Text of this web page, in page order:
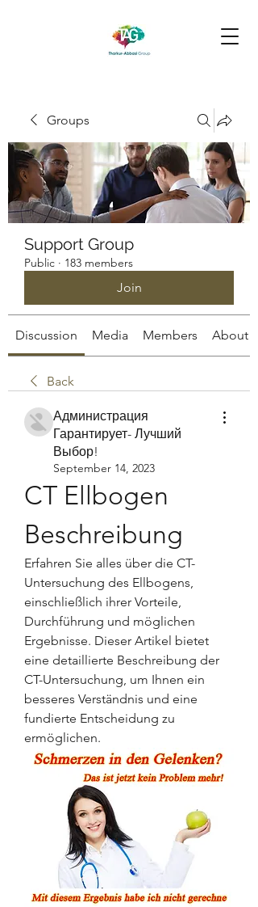
Groups
Support Group
Public · 183 members
Join
Discussion Media Members About
Back
Администрация
Гарантирует- Лучший
Выбор!
September 14, 2023
CT Ellbogen
Beschreibung
Erfahren Sie alles über die CT-
Untersuchung des Ellbogens,
einschließlich ihrer Vorteile,
Durchführung und möglichen
Ergebnisse. Dieser Artikel bietet
eine detaillierte Beschreibung der
CT-Untersuchung, um Ihnen ein
besseres Verständnis und eine
fundierte Entscheidung zu
ermöglichen.